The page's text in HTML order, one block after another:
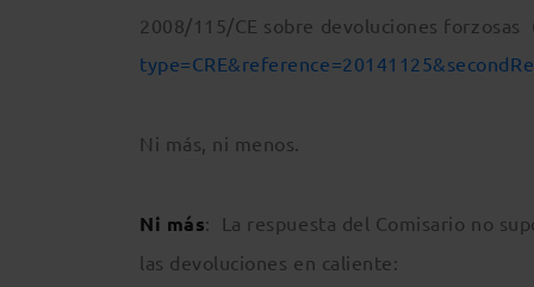
2008/115/CE sobre devoluciones forzosas
Ni más, ni menos.
Ni más: La respuesta del Comisario no
las devoluciones en caliente: